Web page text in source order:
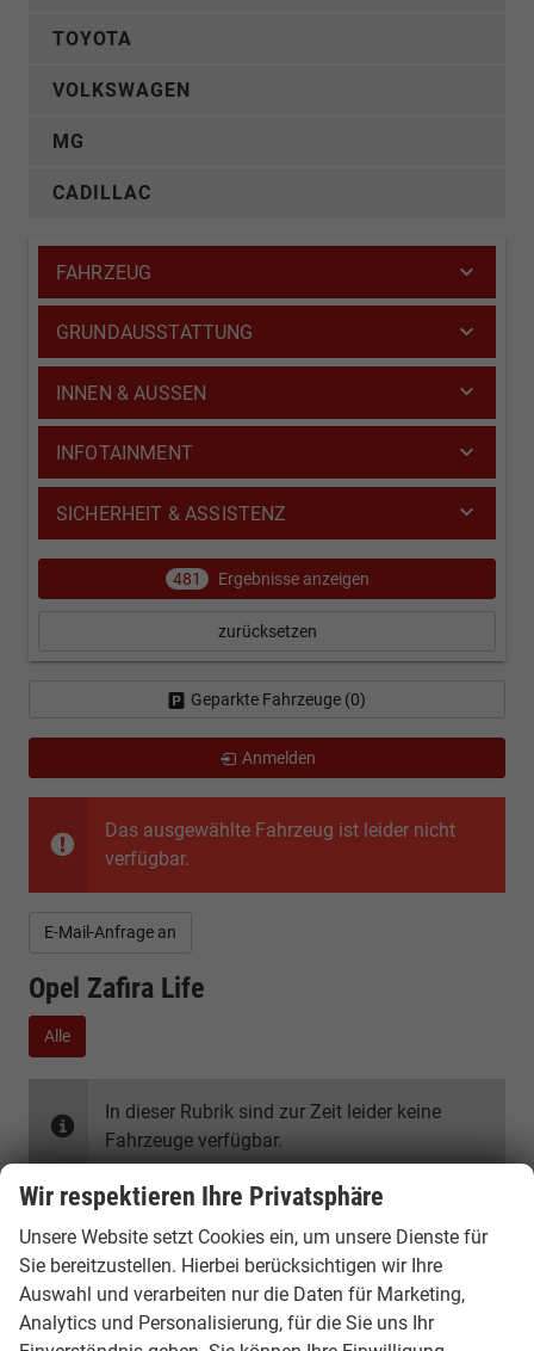
Das ausgewählte Fahrzeug ist leider nicht
verfügbar.
E-Mail-Anfrage an
Opel Zafira Life
Alle
In dieser Rubrik sind zur Zeit leider keine
Fahrzeuge verfügbar.
TOYOTA
VOLKSWAGEN
MG
CADILLAC
FAHRZEUG
GRUNDAUSSTATTUNG
INNEN & AUSSEN
INFOTAINMENT
SICHERHEIT & ASSISTENZ
481 Ergebnisse anzeigen
zurücksetzen
Geparkte Fahrzeuge (0)
Anmelden
Wir respektieren Ihre Privatsphäre
Unsere Website setzt Cookies ein, um unsere Dienste für
Sie bereitzustellen. Hierbei berücksichtigen wir Ihre
Auswahl und verarbeiten nur die Daten für Marketing,
Analytics und Personalisierung, für die Sie uns Ihr